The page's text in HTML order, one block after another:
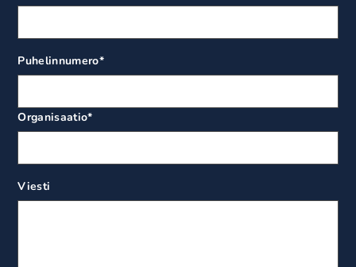
Puhelinnumero*
Organisaatio*
Viesti